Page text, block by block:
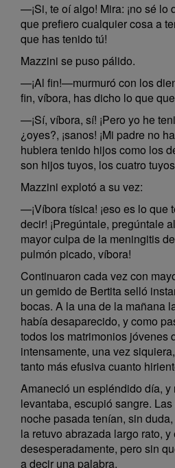
—¡Si, te oí algo! Mira: ¡no sé lo
que prefiero cualquier cosa a
que has tenido tú!
Mazzini se puso pálido.
—¡Al fin!—murmuró con los
fin, víbora, has dicho lo que
—¡Sí, víbora, sí! ¡Pero yo he
¿oyes?, ¡sanos! ¡Mi padre no
hubiera tenido hijos como los
son hijos tuyos, los cuatro
Mazzini explotó a su vez:
—¡Víbora tísica! ¡eso es lo que
decir! ¡Pregúntale, pregúntale
mayor culpa de la meningitis
pulmón picado, víbora!
Continuaron cada vez con
un gemido de Bertita selló
bocas. A la una de la mañana
había desaparecido, y como
todos los matrimonios jóvenes
intensamente, una vez
tanto más efusiva cuanto
Amaneció un espléndido día, y
levantaba, escupió sangre.
noche pasada tenían, sin
la retuvo abrazada largo rato, y
desesperadamente, pero sin
a decir una palabra.